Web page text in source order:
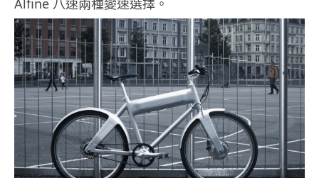
Alfine 八速兩種變速選擇。